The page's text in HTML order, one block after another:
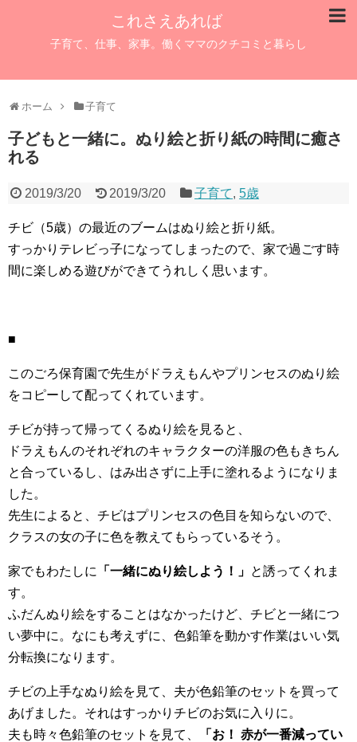
これさえあれば
子育て、仕事、家事。働くママのクチコミと暮らし
ホーム 子育て
子どもと一緒に。ぬり絵と折り紙の時間に癒さ
れる
2019/3/20 2019/3/20 子育て,5歳
チビ（5歳）の最近のブームはぬり絵と折り紙。
すっかりテレビっ子になってしまったので、家で過ごす時
間に楽しめる遊びができてうれしく思います。
■
このごろ保育園で先生がドラえもんやプリンセスのぬり絵
をコピーして配ってくれています。
チビが持って帰ってくるぬり絵を見ると、
ドラえもんのそれぞれのキャラクターの洋服の色もきちん
と合っているし、はみ出さずに上手に塗れるようになりま
した。
先生によると、チビはプリンセスの色目を知らないので、
クラスの女の子に色を教えてもらっているそう。
家でもわたしに 「一緒にぬり絵しよう！」 と誘ってくれま
す。
ふだんぬり絵をすることはなかったけど、チビと一緒につ
い夢中に。なにも考えずに、色鉛筆を動かす作業はいい気
分転換になります。
チビの上手なぬり絵を見て、夫が色鉛筆のセットを買って
あげました。それはすっかりチビのお気に入りに。
夫も時々色鉛筆のセットを見て、
「お！ 赤が一番減ってい